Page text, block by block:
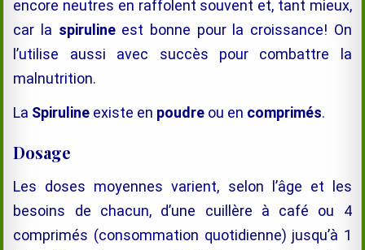
encore neutres en raffolent souvent et, tant mieux,
car la spirulineest bonne pour la croissance! On
l’utilise aussi avec succès pour combattre la
malnutrition.
La Spiruline existe en poudre ou en comprimés.
Dosage
Les doses moyennes varient, selon l’âge et les
besoins de chacun, d’une cuillère à café ou 4
comprimés (consommation quotidienne) jusqu’à 1